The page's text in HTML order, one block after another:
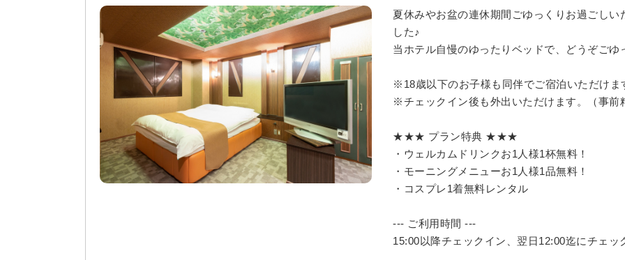
夏休みやお盆の連休期間ごゆっくりお過ごし
した♪
当ホテル自慢のゆったりベッドで、どうぞご
※18歳以下のお子様も同伴でご宿泊いただけま
※チェックイン後も外出いただけます。（事前
★★★ プラン特典 ★★★
・ウェルカムドリンクお1人様1杯無料！
・モーニングメニューお1人様1品無料！
・コスプレ1着無料レンタル
--- ご利用時間 ---
15:00以降チェックイン、翌日12:00迄にチェッ